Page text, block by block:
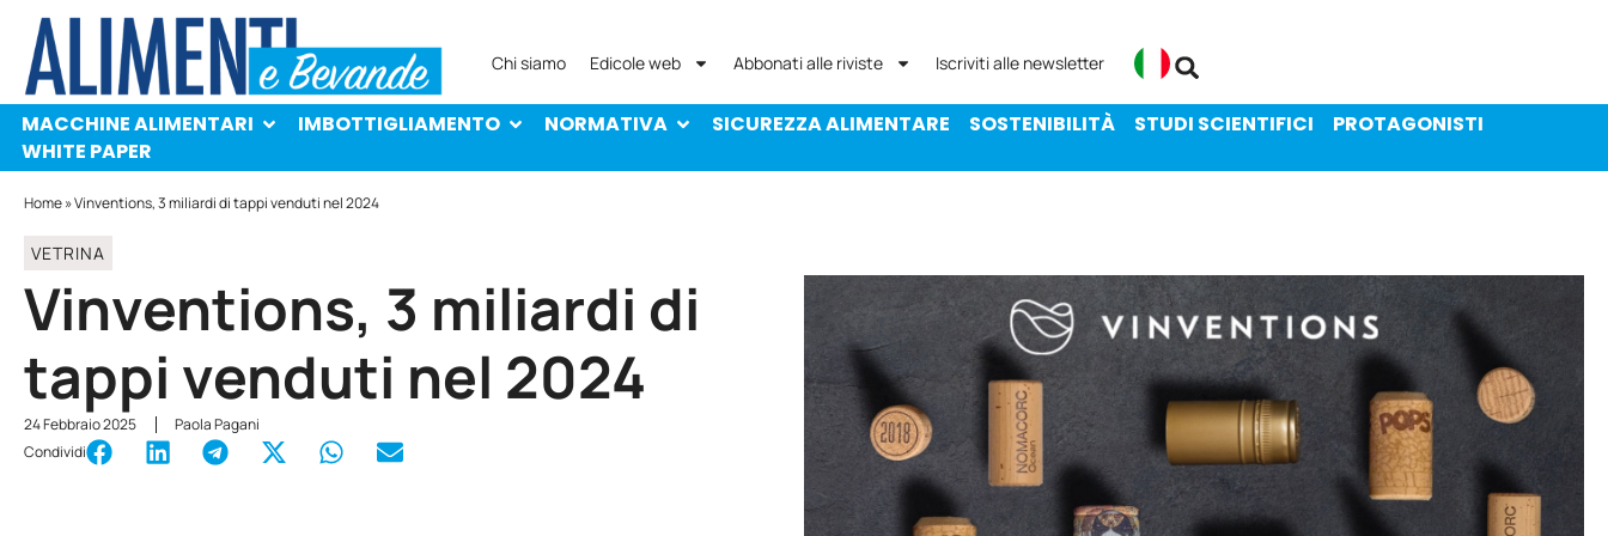
MACCHINE ALIMENTARI
PROTAGONISTI
WHITE PAPER
Chi siamo Edicole web Abbonati alle riviste Iscriviti alle newsletter
MACCHINE ALIMENTARI IMBOTTIGLIAMENTO NORMATIVA SICUREZZA ALIMENTARE SOSTENIBILITÀ STUDI SCIENTIFICI
PROTAGONISTI
WHITE PAPER
Home»Vinventions, 3 miliardi di tappi venduti nel 2024
VETRINA
Vinventions, 3 miliardi di
tappi venduti nel 2024
24 Febbraio 2025
Paola Pagani
Condividi